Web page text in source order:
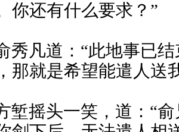
你还有什么要求？”
秀凡道：“此地事已
那就是希望能遣人送
堑摇头一笑，道：“